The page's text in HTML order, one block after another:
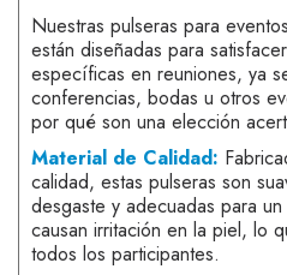
Nuestras pulseras para
están diseñadas para
específicas en reuniones, ya
conferencias, bodas u otros
por qué son una elección
Material de Calidad:
calidad, estas pulseras son
desgaste y adecuadas para
causan irritación en la piel, lo
todos los participantes.